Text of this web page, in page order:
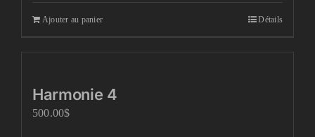
Ajouter au panier Détails
Harmonie 4
500.00$